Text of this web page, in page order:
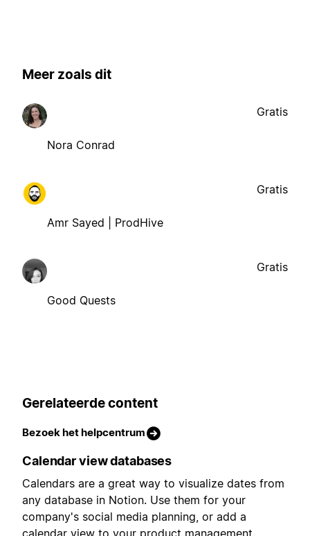
Meer zoals dit
Nora Conrad
Gratis
Amr Sayed | ProdHive
Gratis
Good Quests
Gratis
Gerelateerde content
Bezoek het helpcentrum
Calendar view databases
Calendars are a great way to visualize dates from
any database in Notion. Use them for your
company's social media planning, or add a